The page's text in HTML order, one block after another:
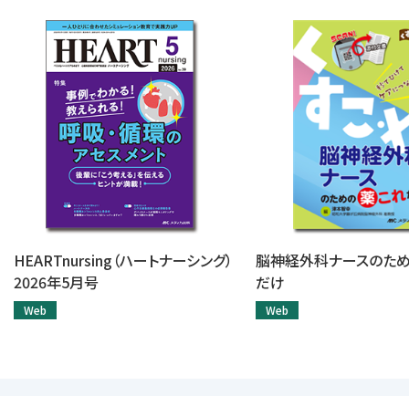
HEARTnursing（ハートナーシング）
2026年5月号
Web
脳神経外科ナースのた
だけ
Web